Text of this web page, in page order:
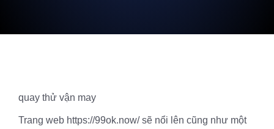
quay thử vận may
Trang web https://99ok.now/ sẽ nổi lên cũng như một